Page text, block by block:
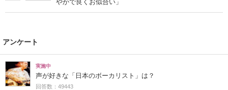
やかで良くお似合い」
アンケート
実施中
声が好きな「日本のボーカリスト」は？
回答数：49443